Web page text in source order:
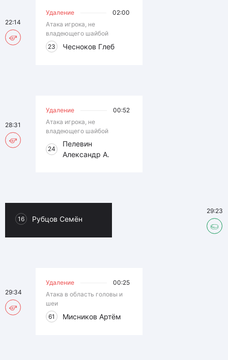
Удаление
02:00
Атака игрока, не
владеющего шайбой
23
Чесноков Глеб
22:14
Удаление
00:52
Атака игрока, не
владеющего шайбой
24
Пелевин
Александр А.
28:31
16 Рубцов Семён
29:23
Удаление
00:25
Атака в область головы и
шеи
61
Мисников Артём
29:34